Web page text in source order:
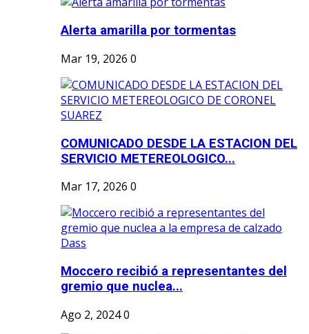
Alerta amarilla por tormentas
Mar 19, 2026 0
COMUNICADO DESDE LA ESTACION DEL
SERVICIO METEREOLOGICO...
Mar 17, 2026 0
Moccero recibió a representantes del
gremio que nuclea...
Ago 2, 20240